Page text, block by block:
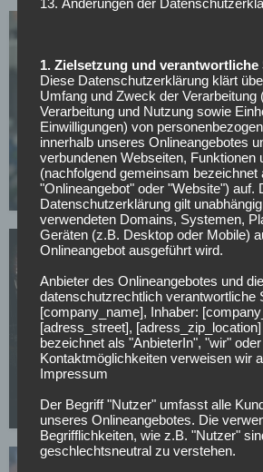
WETTBEWERBE
Champions-League-Quali: AGF
Wunder von Posen, Kauno
Coup
30.07.2026
WETTBEWERBE
Champions-League-Quali:
Shamrock stand, Dinamo
Aus
29.07.2026
1. Zielsetzung und verantwortliche
Diese Datenschutzerklärung klärt
Umfang und Zweck der Verarbeitung
Verarbeitung und Nutzung sowie
Einwilligungen) von
innerhalb unseres Onlineangebotes
verbundenen Webseiten, Funktionen
(nachfolgend gemeinsam bezeichnet
"Onlineangebot" oder "Website") auf.
Datenschutzerklärung gilt
verwendeten Domains, Systemen,
Geräten (z.B. Desktop oder Mobile)
Onlineangebot ausgeführt wird.
Anbieter des Onlineangebotes und die
datenschutzrechtlich verantwortliche
[company_name], Inhaber:
[adress_street],
bezeichnet als "AnbieterIn", "wir"
Kontaktmöglichkeiten verweisen wir
Impressum
Der Begriff "Nutzer" umfasst alle
unseres Onlineangebotes. Die
Begrifflichkeiten, wie z.B. "Nutzer"
geschlechtsneutral zu verstehen.